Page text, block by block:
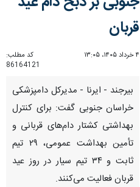
قربان
۴ خرداد ۱۴۰۵، ۱۳:۰۵
کد مطلب:
86164121
بیرجند - ایرنا - مدیرکل دامپزشکی
خراسان جنوبی گفت: برای کنترل
بهداشتی کشتار دام‌های قربانی و
تأمین بهداشت عمومی، ۲۹ تیم
ثابت و ۳۴ تیم سیار در روز عید
قربان فعالیت می‌کنند.